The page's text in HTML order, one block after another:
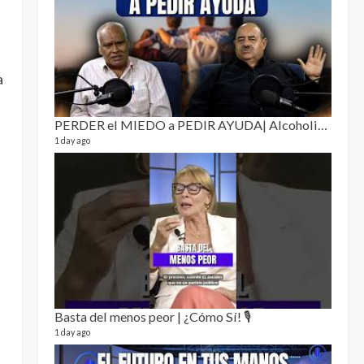
1 day ago
Basta del menos peor | ¿Cómo Sí! 🎙️
1 day ago
4